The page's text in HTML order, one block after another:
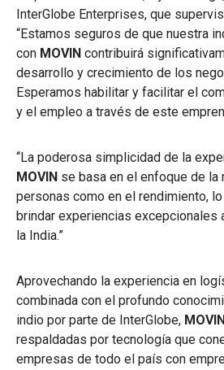
InterGlobe Enterprises, que
“Estamos seguros de que nuestra
con MOVIN contribuirá
desarrollo y crecimiento de los
Esperamos habilitar y facilitar el
y el empleo a través de este
“La poderosa simplicidad de la
MOVIN se basa en el enfoque de la
personas como en el rendimiento,
brindar experiencias excepcionales
la India.”
Aprovechando la experiencia en
combinada con el profundo
indio por parte de InterGlobe,
respaldadas por tecnología que
empresas de todo el país con